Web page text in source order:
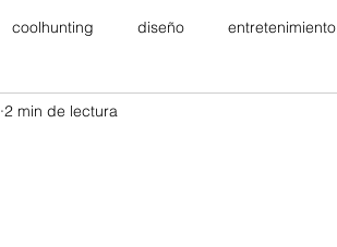
coolhunting diseño entretenimiento
estrategia
2 min de lectura